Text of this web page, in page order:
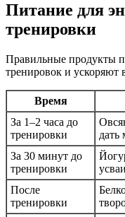
Питание для
тренировки
Правильные продукты
тренировок и ускоряют
Время
За 1–2 часа до
тренировки
дать
За 30 минут до
тренировки
После
тренировки